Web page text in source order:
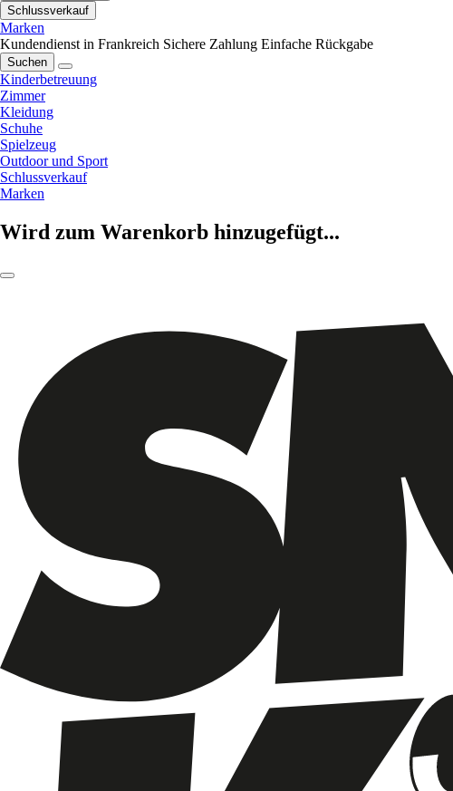
Schlussverkauf
Marken
Kundendienst in Frankreich Sichere Zahlung Einfache Rückgabe
Suchen
Kinderbetreuung
Zimmer
Kleidung
Schuhe
Spielzeug
Outdoor und Sport
Schlussverkauf
Marken
Wird zum Warenkorb hinzugefügt...